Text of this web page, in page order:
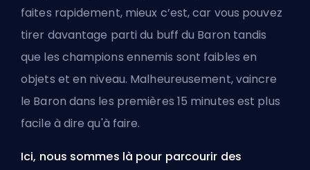
faites rapidement, mieux c’est, car vous pouvez
tirer davantage parti du buff du Baron tandis
que les champions ennemis sont faibles en
objets et en niveau. Malheureusement, vaincre
le Baron dans les premières 15 minutes est plus
facile à dire qu'à faire.
Ici, nous sommes là pour parcourir des